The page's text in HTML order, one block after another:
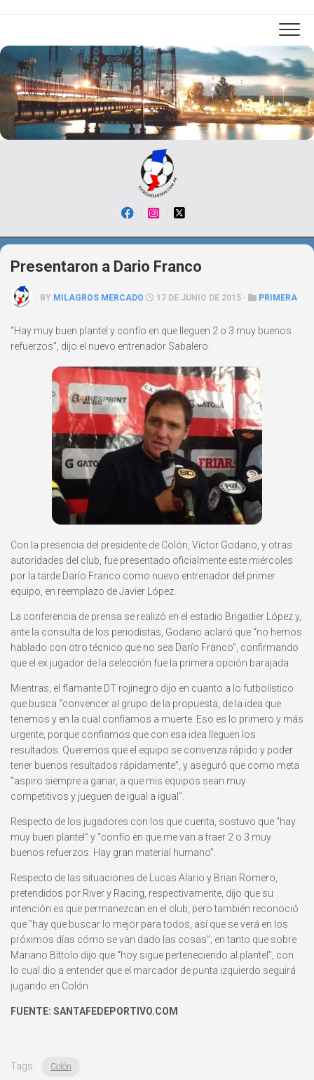
Presentaron a Dario Franco
BY MILAGROS MERCADO 17 DE JUNIO DE 2015 · PRIMERA
“Hay muy buen plantel y confío en que lleguen 2 o 3 muy buenos
refuerzos”, dijo el nuevo entrenador Sabalero.
Con la presencia del presidente de Colón, Víctor Godano, y otras
autoridades del club, fue presentado oficialmente este miércoles
por la tarde Darío Franco como nuevo entrenador del primer
equipo, en reemplazo de Javier López.
La conferencia de prensa se realizó en el estadio Brigadier López y,
ante la consulta de los periodistas, Godano aclaró que “no hemos
hablado con otro técnico que no sea Darío Franco”, confirmando
que el ex jugador de la selección fue la primera opción barajada.
Mientras, el flamante DT rojinegro dijo en cuanto a lo futbolístico
que busca “convencer al grupo de la propuesta, de la idea que
tenemos y en la cual confiamos a muerte. Eso es lo primero y más
urgente, porque confiamos que con esa idea lleguen los
resultados. Queremos que el equipo se convenza rápido y poder
tener buenos resultados rápidamente”, y aseguró que como meta
“aspiro siempre a ganar, a que mis equipos sean muy
competitivos y jueguen de igual a igual”.
Respecto de los jugadores con los que cuenta, sostuvo que “hay
muy buen plantel” y “confío en que me van a traer 2 o 3 muy
buenos refuerzos. Hay gran material humano”.
Respecto de las situaciones de Lucas Alario y Brian Romero,
pretendidos por River y Racing, respectivamente, dijo que su
intención es que permanezcan en el club, pero también reconoció
que “hay que buscar lo mejor para todos, así que se verá en los
próximos días cómo se van dado las cosas”; en tanto que sobre
Mariano Bíttolo dijo que “hoy sigue perteneciendo al plantel”, con
lo cual dio a entender que el marcador de punta izquierdo seguirá
jugando en Colón.
FUENTE: SANTAFEDEPORTIVO.COM
Tags: Colón